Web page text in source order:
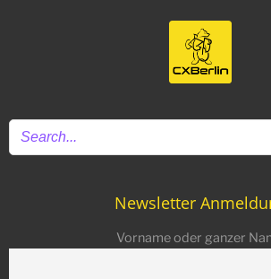
Newsletter
Vorname oder ganzer